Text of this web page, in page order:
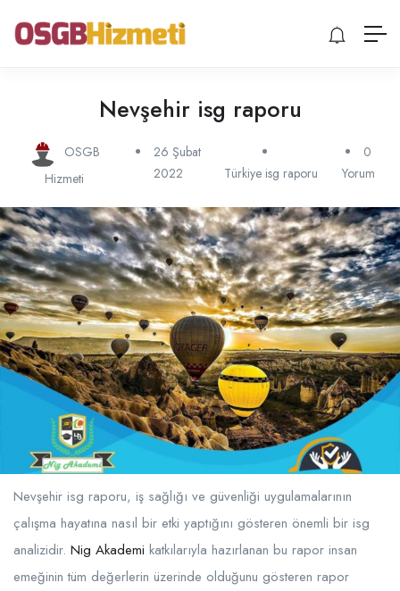
Nevşehir isg raporu
OSGB
Hizmeti
26 Şubat
2022
Türkiye isg raporu
0
Yorum
Nevşehir isg raporu, iş sağlığı ve güvenliği uygulamalarının
çalışma hayatına nasıl bir etki yaptığını gösteren önemli bir isg
analizidir. Nig Akademi katkılarıyla hazırlanan bu rapor insan
emeğinin tüm değerlerin üzerinde olduğunu gösteren rapor